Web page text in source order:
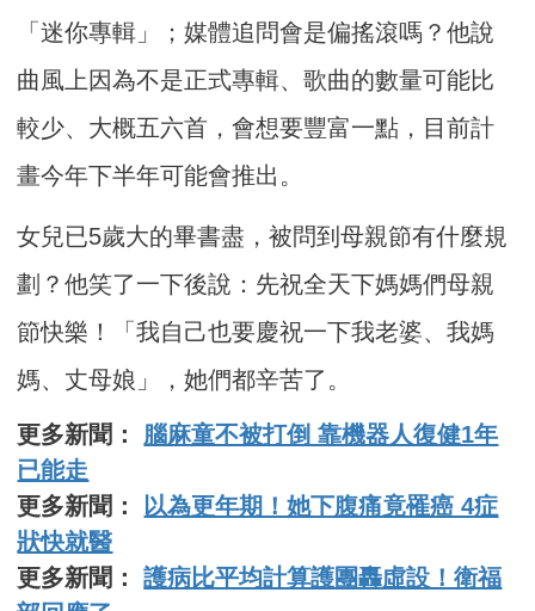
「迷你專輯」；媒體追問會是偏搖滾嗎？他說
曲風上因為不是正式專輯、歌曲的數量可能比
較少、大概五六首，會想要豐富一點，目前計
畫今年下半年可能會推出。
女兒已5歲大的畢書盡，被問到母親節有什麼規
劃？他笑了一下後說：先祝全天下媽媽們母親
節快樂！「我自己也要慶祝一下我老婆、我媽
媽、丈母娘」，她們都辛苦了。
更多新聞： 腦麻童不被打倒 靠機器人復健1年
已能走
更多新聞：
以為更年期！她下腹痛竟罹癌 4症
狀快就醫
更多新聞：護病比平均計算護團轟虛設！衛福